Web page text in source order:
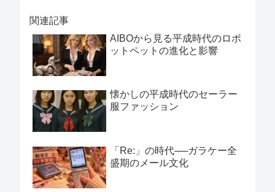
関連記事
AIBOから見る平成時代のロボ
ットペットの進化と影響
懐かしの平成時代のセーラー
服ファッション
「Re:」の時代──ガラケー全
盛期のメール文化